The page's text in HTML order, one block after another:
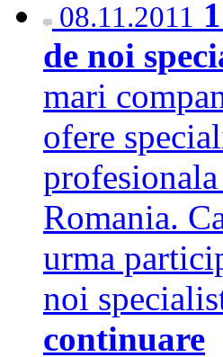
08.11.2011
de noi
mari
ofere
Romania.
urma
noi
continuare